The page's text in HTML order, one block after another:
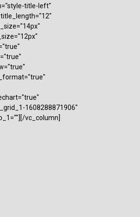
title-left"
1608288871906"
vc_column]